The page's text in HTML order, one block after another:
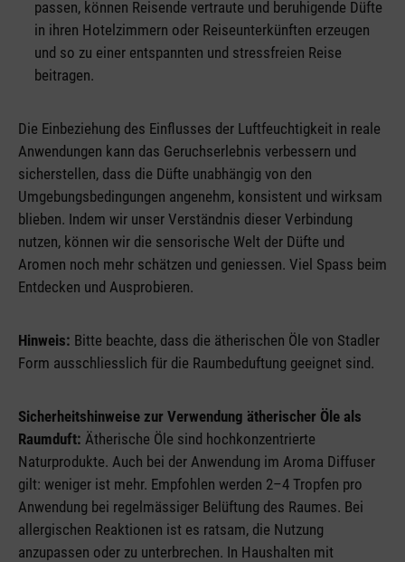
passen, können Reisende vertraute und beruhigende Düfte
in ihren Hotelzimmern oder Reiseunterkünften erzeugen
und so zu einer entspannten und stressfreien Reise
beitragen.
Die Einbeziehung des Einflusses der Luftfeuchtigkeit in reale
Anwendungen kann das Geruchserlebnis verbessern und
sicherstellen, dass die Düfte unabhängig von den
Umgebungsbedingungen angenehm, konsistent und wirksam
blieben. Indem wir unser Verständnis dieser Verbindung
nutzen, können wir die sensorische Welt der Düfte und
Aromen noch mehr schätzen und geniessen. Viel Spass beim
Entdecken und Ausprobieren.
Hinweis: Bitte beachte, dass die ätherischen Öle von Stadler
Form ausschliesslich für die Raumbeduftung geeignet sind.
Sicherheitshinweise zur Verwendung ätherischer Öle als
Raumduft: Ätherische Öle sind hochkonzentrierte
Naturprodukte. Auch bei der Anwendung im Aroma Diffuser
gilt: weniger ist mehr. Empfohlen werden 2–4 Tropfen pro
Anwendung bei regelmässiger Belüftung des Raumes. Bei
allergischen Reaktionen ist es ratsam, die Nutzung
anzupassen oder zu unterbrechen. In Haushalten mit